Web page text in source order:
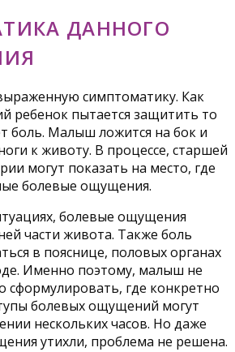
ДАННОГО
симптоматику. Как
ребенок пытается защитить то
боль. Малыш ложится на бок и
к животу. В процессе, старшей
могут показать на место, где
болевые ощущения.
болевые ощущения
части живота. Также боль
в пояснице, половых органах
Именно поэтому, малыш не
сформулировать, где конкретно
болевых ощущений могут
нескольких часов. Но даже
утихли, проблема не решена.